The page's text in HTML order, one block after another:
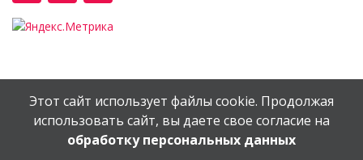
© Орехово-Зуевский железнодорожный техникум им.
В.И.Бондаренко
Сайт создан вEV-DV.RU
Этот сайт использует файлы cookie. Продолжая
использовать сайт, вы даете свое согласие на
обработку персональных данных